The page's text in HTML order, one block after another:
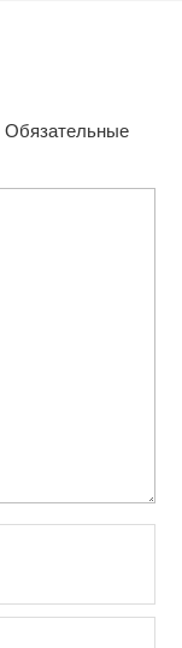
Обязательные